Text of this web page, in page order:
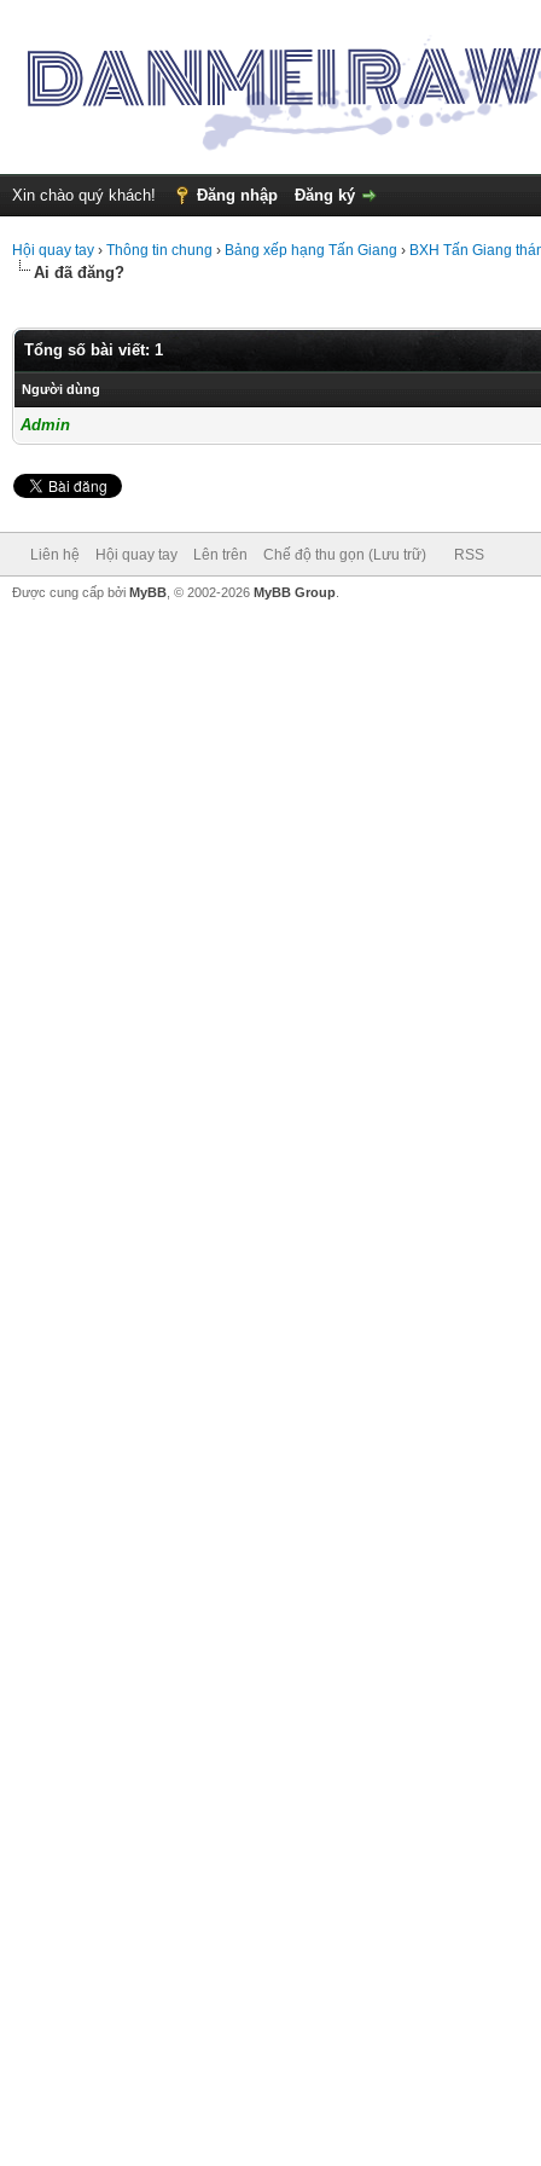
Xin chào quý khách! Đăng nhập Đăng ký
Hội quay tay › Thông tin chung › Bảng xếp hạng Tấn Giang › BXH Tấn Giang
Ai đã đăng?
Tổng số bài viết: 1
Người dùng
Admin
Liên hệ Hội quay tay Lên trên Chế độ thu gọn (Lưu trữ) RSS
Được cung cấp bởi MyBB , © 2002-2026 MyBB Group